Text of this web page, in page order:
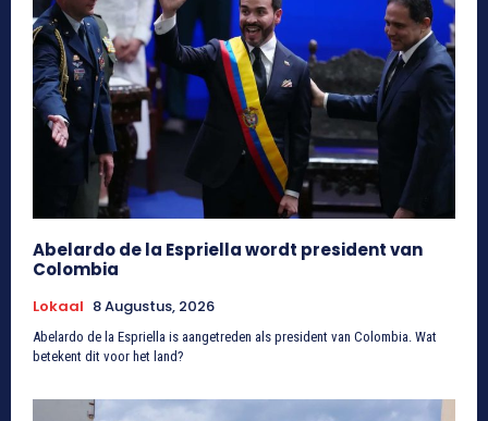
Abelardo de la Espriella wordt president van
Colombia
Lokaal 8 Augustus, 2026
Abelardo de la Espriella is aangetreden als president van Colombia. Wat
betekent dit voor het land?